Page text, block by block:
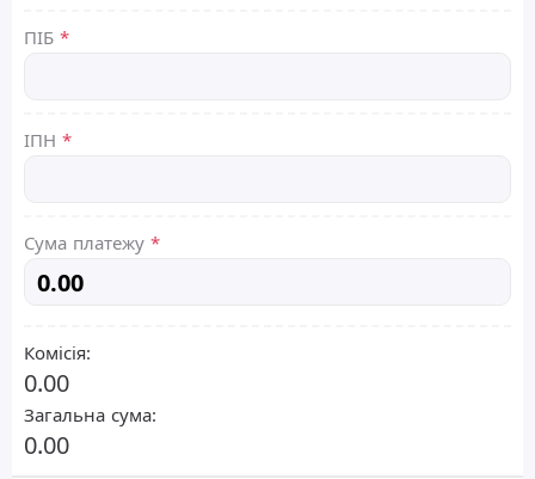
ПІБ *
ІПН *
Сума платежу *
Комісія:
0.00
Загальна сума:
0.00